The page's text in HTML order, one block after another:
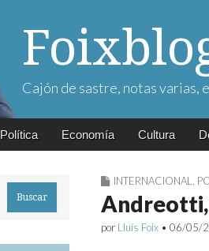
Cajón de sastre, notas
Política Economía Cultura
INTERNACIONAL
Andreotti,
por Lluís Foix • 06/05/